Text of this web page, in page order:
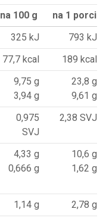
na 100 g
na 1 porci
325 kJ
793 kJ
77,7 kcal
189 kcal
9,75 g
3,94 g
23,8 g
9,61 g
0,975
SVJ
2,38 SVJ
4,33 g
0,666 g
10,6 g
1,62 g
1,14 g 2,78 g